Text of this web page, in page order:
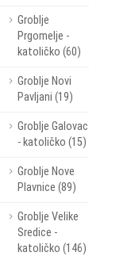
Groblje
Prgomelje -
katoličko (60)
Groblje Novi
Pavljani (19)
Groblje Galovac
- katoličko (15)
Groblje Nove
Plavnice (89)
Groblje Velike
Sredice -
katoličko (146)